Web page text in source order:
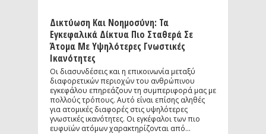
Δικτύωση Και Νοημοσύνη: Τα
Εγκεφαλικά Δίκτυα Πιο Σταθερά Σε
Άτομα Με Υψηλότερες Γνωστικές
Ικανότητες
Οι διασυνδέσεις και η επικοινωνία μεταξύ
διαφορετικών περιοχών του ανθρώπινου
εγκεφάλου επηρεάζουν τη συμπεριφορά μας με
πολλούς τρόπους. Αυτό είναι επίσης αληθές
για ατομικές διαφορές στις υψηλότερες
γνωστικές ικανότητες. Οι εγκέφαλοι των πιο
ευφυϊών ατόμων χαρακτηρίζονται από...